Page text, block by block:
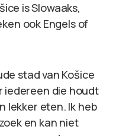
is Slowaaks,
ook Engels of
stad van Košice
iedereen die houdt
lekker eten. Ik heb
en kan niet